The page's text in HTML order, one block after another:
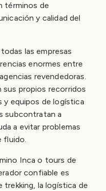
términos de
y calidad del
las empresas
enormes entre
revendedoras.
sus propios recorridos
y equipos de logística
subcontratan a
a evitar problemas
fluido.
Inca o tours de
confiable es
trekking, la logística de